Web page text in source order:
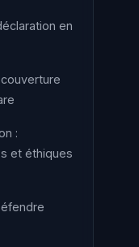
en
:
et éthiques